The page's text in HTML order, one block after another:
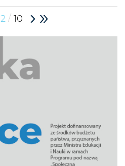
2 / 10